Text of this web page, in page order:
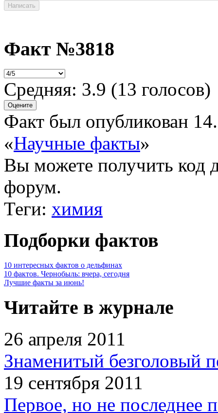
Факт №3818
Средняя: 3.9 (13 голосов)
Факт был опубликован
«Научные факты»
Вы можете получить код
форум.
Теги: химия
Подборки фактов
10 интересных фактов о дельфинах
10 фактов. Чернобыль: вчера, сегодня
Лучшие факты за июнь!
Читайте в журнале
26 апреля 2011
Знаменитый безголовый
19 сентября 2011
Первое, но не последнее